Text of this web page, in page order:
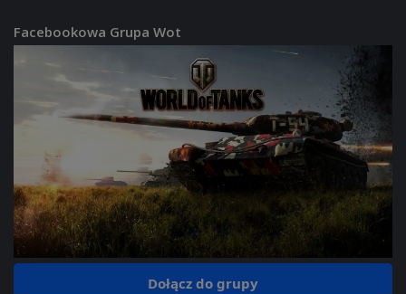
Facebookowa Grupa Wot
Dołącz do grupy